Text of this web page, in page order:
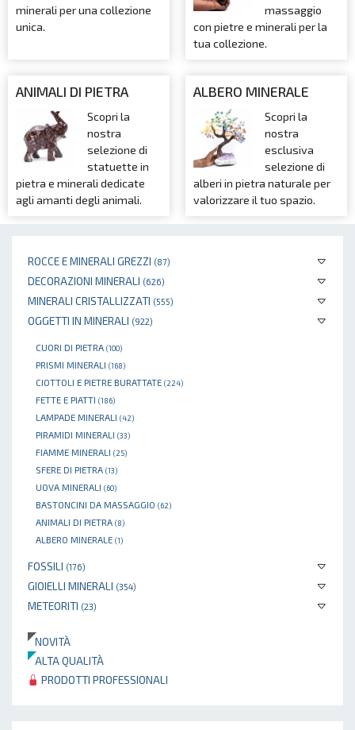
ROCCE E MINERALI GREZZI (87)
DECORAZIONI MINERALI (626)
MINERALI CRISTALLIZZATI (555)
OGGETTI IN MINERALI (922)
CUORI DI PIETRA (100)
PRISMI MINERALI (168)
CIOTTOLI E PIETRE BURATTATE (224)
FETTE E PIATTI (186)
LAMPADE MINERALI (42)
PIRAMIDI MINERALI (33)
FIAMME MINERALI (25)
SFERE DI PIETRA (13)
UOVA MINERALI (60)
BASTONCINI DA MASSAGGIO (62)
ANIMALI DI PIETRA (8)
ALBERO MINERALE (1)
FOSSILI (176)
GIOIELLI MINERALI (354)
METEORITI (23)
NOVITÀ
ALTA QUALITÀ
PRODOTTI PROFESSIONALI
minerali per una collezione
unica.
massaggio
con pietre e minerali per la
tua collezione.
ANIMALI DI PIETRA
Scopri la
nostra
selezione di
statuette in
pietra e minerali dedicate
agli amanti degli animali.
ALBERO MINERALE
Scopri la
nostra
esclusiva
selezione di
alberi in pietra naturale per
valorizzare il tuo spazio.